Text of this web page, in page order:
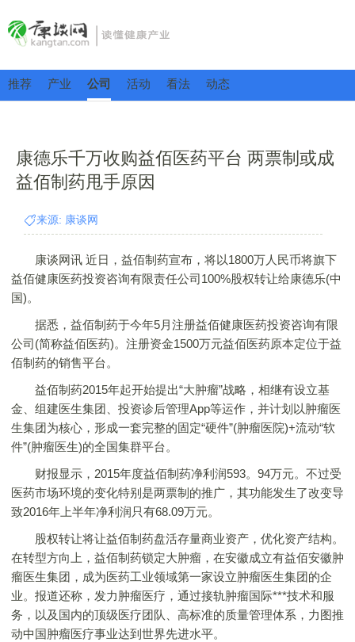
推荐 产业 公司 活动 看法 动态
康德乐千万收购益佰医药平台 两票制或成
益佰制药甩手原因
来源: 康谈网
康谈网讯 近日，益佰制药宣布，将以1800万人民币将旗下
益佰健康医药投资咨询有限责任公司100%股权转让给康德乐(中
国)。
据悉，益佰制药于今年5月注册益佰健康医药投资咨询有限
公司(简称益佰医药)。注册资金1500万元益佰医药原本定位于益
佰制药的销售平台。
益佰制药2015年起开始提出“大肿瘤”战略，相继有设立基
金、组建医生集团、投资诊后管理App等运作，并计划以肿瘤医
生集团为核心，形成一套完整的固定“硬件”(肿瘤医院)+流动“软
件”(肿瘤医生)的全国集群平台。
财报显示，2015年度益佰制药净利润593。94万元。不过受
医药市场环境的变化特别是两票制的推广，其功能发生了改变导
致2016年上半年净利润只有68.09万元。
股权转让将让益佰制药盘活存量商业资产，优化资产结构。
在转型方向上，益佰制药锁定大肿瘤，在安徽成立有益佰安徽肿
瘤医生集团，成为医药工业领域第一家设立肿瘤医生集团的企
业。报道还称，发力肿瘤医疗，通过接轨肿瘤国际***技术和服
务，以及国内的顶级医疗团队、高标准的质量管理体系，力图推
动中国肿瘤医疗事业达到世界先进水平。